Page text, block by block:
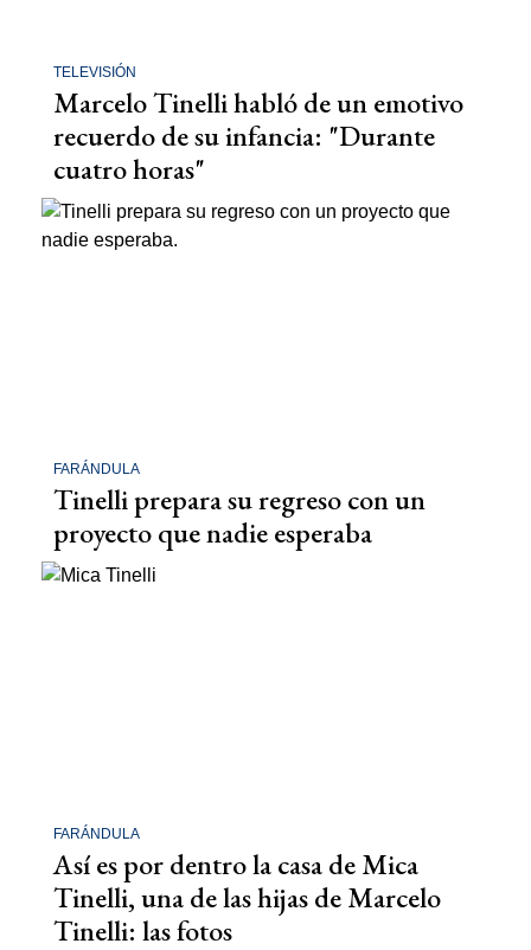
TELEVISIÓN
Marcelo Tinelli habló de un emotivo
recuerdo de su infancia: "Durante
cuatro horas"
FARÁNDULA
Tinelli prepara su regreso con un
proyecto que nadie esperaba
FARÁNDULA
Así es por dentro la casa de Mica
Tinelli, una de las hijas de Marcelo
Tinelli: las fotos